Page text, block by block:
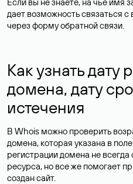
дает возможность связаться
через форму обратной связи.
Как узнать дату
домена, дату
истечения
В Whois можно проверить
домена, которая указана в
регистрации домена не
ресурса, но все же помогает
создан сайт.